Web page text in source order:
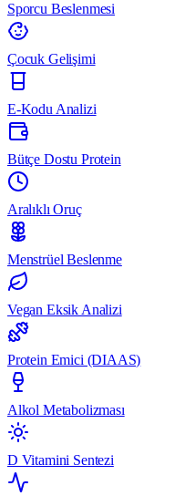
Sporcu Beslenmesi
Çocuk Gelişimi
E-Kodu Analizi
Bütçe Dostu Protein
Aralıklı Oruç
Menstrüel Beslenme
Vegan Eksik Analizi
Protein Emici (DIAAS)
Alkol Metabolizması
D Vitamini Sentezi